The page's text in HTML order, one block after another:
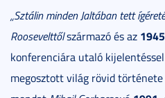
„Sztálin minden Jaltában tett
Roosevelttőlszármazó és az
konferenciára utaló
megosztott világ rövid